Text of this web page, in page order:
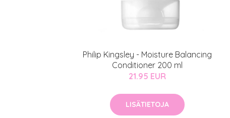
Philip Kingsley - Moisture Balancing
Conditioner 200 ml
21.95 EUR
LISÄTIETOJA